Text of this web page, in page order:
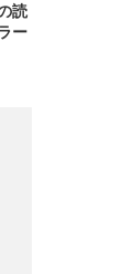
読
ー